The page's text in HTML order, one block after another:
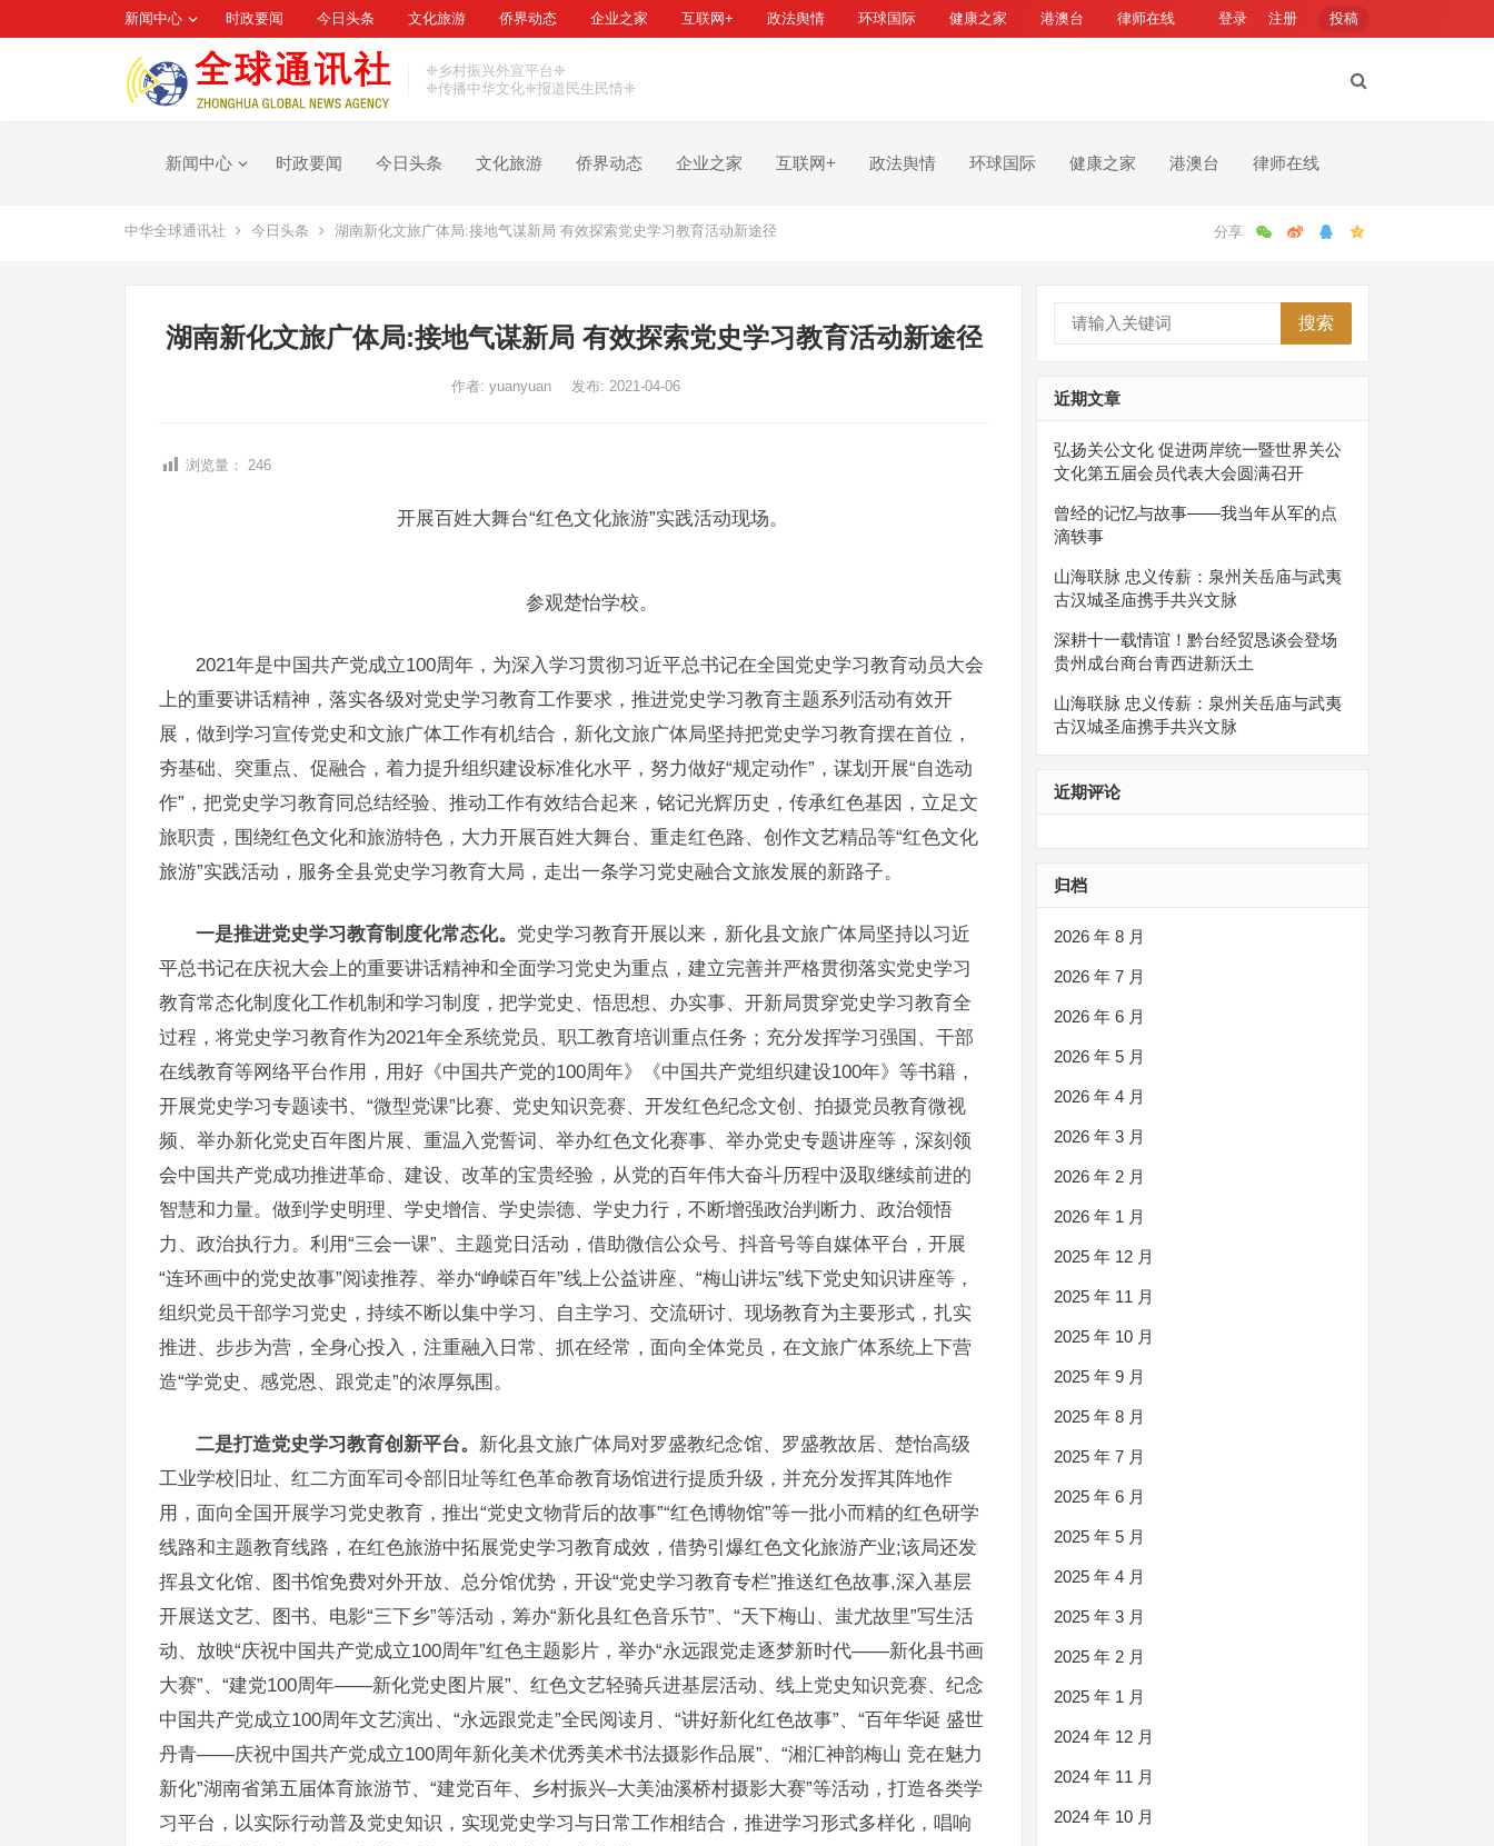
新闻中心 时政要闻 今日头条 文化旅游 侨界动态 企业之家 互联网+ 政法舆情 环球国际 健康之家 港澳台 律师在线 登录 注册 投稿
❈乡村振兴外宣平台❈
❈传播中华文化❈报道民生民情❈
新闻中心 时政要闻 今日头条 文化旅游 侨界动态 企业之家 互联网+ 政法舆情 环球国际 健康之家 港澳台 律师在线
中华全球通讯社 今日头条 湖南新化文旅广体局:接地气谋新局 有效探索党史学习教育活动新途径
湖南新化文旅广体局:接地气谋新局 有效探索党史学习教育活动新途径
作者: yuanyuan 发布: 2021-04-06
浏览量： 246
开展百姓大舞台“红色文化旅游”实践活动现场。
参观楚怡学校。
2021年是中国共产党成立100周年，为深入学习贯彻习近平总书记在全国党史学习教育动员大会
上的重要讲话精神，落实各级对党史学习教育工作要求，推进党史学习教育主题系列活动有效开
展，做到学习宣传党史和文旅广体工作有机结合，新化文旅广体局坚持把党史学习教育摆在首位，
夯基础、突重点、促融合，着力提升组织建设标准化水平，努力做好“规定动作”，谋划开展“自选动
作”，把党史学习教育同总结经验、推动工作有效结合起来，铭记光辉历史，传承红色基因，立足文
旅职责，围绕红色文化和旅游特色，大力开展百姓大舞台、重走红色路、创作文艺精品等“红色文化
旅游”实践活动，服务全县党史学习教育大局，走出一条学习党史融合文旅发展的新路子。
一是推进党史学习教育制度化常态化。 党史学习教育开展以来，新化县文旅广体局坚持以习近
平总书记在庆祝大会上的重要讲话精神和全面学习党史为重点，建立完善并严格贯彻落实党史学习
教育常态化制度化工作机制和学习制度，把学党史、悟思想、办实事、开新局贯穿党史学习教育全
过程，将党史学习教育作为2021年全系统党员、职工教育培训重点任务；充分发挥学习强国、干部
在线教育等网络平台作用，用好《中国共产党的100周年》《中国共产党组织建设100年》等书籍，
开展党史学习专题读书、“微型党课”比赛、党史知识竞赛、开发红色纪念文创、拍摄党员教育微视
频、举办新化党史百年图片展、重温入党誓词、举办红色文化赛事、举办党史专题讲座等，深刻领
会中国共产党成功推进革命、建设、改革的宝贵经验，从党的百年伟大奋斗历程中汲取继续前进的
智慧和力量。做到学史明理、学史增信、学史崇德、学史力行，不断增强政治判断力、政治领悟
力、政治执行力。利用“三会一课”、主题党日活动，借助微信公众号、抖音号等自媒体平台，开展
“连环画中的党史故事”阅读推荐、举办“峥嵘百年”线上公益讲座、“梅山讲坛”线下党史知识讲座等，
组织党员干部学习党史，持续不断以集中学习、自主学习、交流研讨、现场教育为主要形式，扎实
推进、步步为营，全身心投入，注重融入日常、抓在经常，面向全体党员，在文旅广体系统上下营
造“学党史、感党恩、跟党走”的浓厚氛围。
二是打造党史学习教育创新平台。 新化县文旅广体局对罗盛教纪念馆、罗盛教故居、楚怡高级
工业学校旧址、红二方面军司令部旧址等红色革命教育场馆进行提质升级，并充分发挥其阵地作
用，面向全国开展学习党史教育，推出“党史文物背后的故事”“红色博物馆”等一批小而精的红色研学
线路和主题教育线路，在红色旅游中拓展党史学习教育成效，借势引爆红色文化旅游产业;该局还发
挥县文化馆、图书馆免费对外开放、总分馆优势，开设“党史学习教育专栏”推送红色故事,深入基层
开展送文艺、图书、电影“三下乡”等活动，筹办“新化县红色音乐节”、“天下梅山、蚩尤故里”写生活
动、放映“庆祝中国共产党成立100周年”红色主题影片，举办“永远跟党走逐梦新时代——新化县书画
大赛”、“建党100周年——新化党史图片展”、红色文艺轻骑兵进基层活动、线上党史知识竞赛、纪念
中国共产党成立100周年文艺演出、“永远跟党走”全民阅读月、“讲好新化红色故事”、“百年华诞 盛世
丹青——庆祝中国共产党成立100周年新化美术优秀美术书法摄影作品展”、“湘汇神韵梅山 竞在魅力
新化”湖南省第五届体育旅游节、“建党百年、乡村振兴–大美油溪桥村摄影大赛”等活动，打造各类学
习平台，以实际行动普及党史知识，实现党史学习与日常工作相结合，推进学习形式多样化，唱响
搜索
近期文章
弘扬关公文化 促进两岸统一暨世界关公
文化第五届会员代表大会圆满召开
曾经的记忆与故事——我当年从军的点
滴轶事
山海联脉 忠义传薪：泉州关岳庙与武夷
古汉城圣庙携手共兴文脉
深耕十一载情谊！黔台经贸恳谈会登场
贵州成台商台青西进新沃土
山海联脉 忠义传薪：泉州关岳庙与武夷
古汉城圣庙携手共兴文脉
近期评论
归档
2026 年 8 月
2026 年 7 月
2026 年 6 月
2026 年 5 月
2026 年 4 月
2026 年 3 月
2026 年 2 月
2026 年 1 月
2025 年 12 月
2025 年 11 月
2025 年 10 月
2025 年 9 月
2025 年 8 月
2025 年 7 月
2025 年 6 月
2025 年 5 月
2025 年 4 月
2025 年 3 月
2025 年 2 月
2025 年 1 月
2024 年 12 月
2024 年 11 月
2024 年 10 月